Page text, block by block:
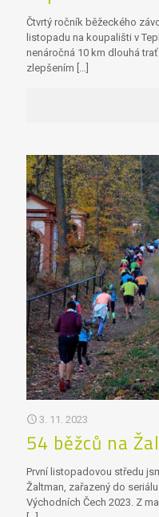
Čtvrtý ročník běžeckého
listopadu na koupališti v
nenáročná 10 km dlouhá
zlepšením […]
3. 11. 2023
54 běžců na
První listopadovou středu
Žaltman, zařazený do
Východních Čech 2023. Z